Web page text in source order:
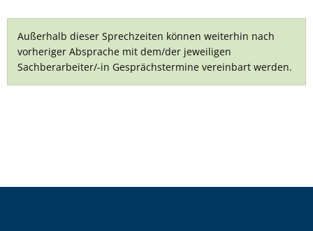
Außerhalb dieser Sprechzeiten können weiterhin nach
vorheriger Absprache mit dem/der jeweiligen
Sachberarbeiter/-in Gesprächstermine vereinbart werden.